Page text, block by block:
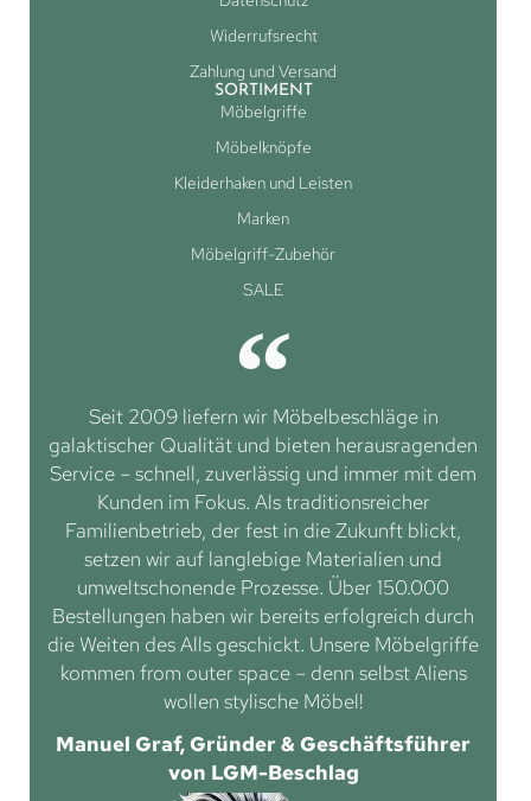
Widerrufsrecht
Zahlung und Versand
SORTIMENT
Möbelgriffe
Möbelknöpfe
Kleiderhaken und Leisten
Marken
Möbelgriff-Zubehör
SALE
Seit 2009 liefern wir Möbelbeschläge in
galaktischer Qualität und bieten herausragenden
Service – schnell, zuverlässig und immer mit dem
Kunden im Fokus. Als traditionsreicher
Familienbetrieb, der fest in die Zukunft blickt,
setzen wir auf langlebige Materialien und
umweltschonende Prozesse. Über 150.000
Bestellungen haben wir bereits erfolgreich durch
die Weiten des Alls geschickt. Unsere Möbelgriffe
kommen from outer space – denn selbst Aliens
wollen stylische Möbel!
Manuel Graf, Gründer & Geschäftsführer
von LGM-Beschlag